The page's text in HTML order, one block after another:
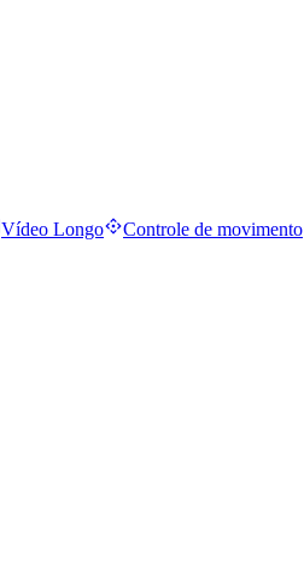
Vídeo Longo Controle de movimento